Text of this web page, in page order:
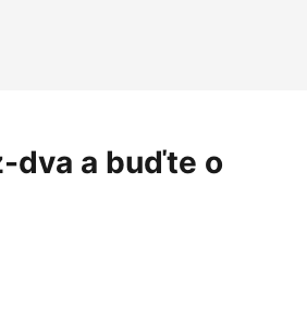
dva a buďte o